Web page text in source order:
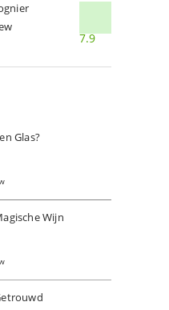
7.9
Glas?
Wijn